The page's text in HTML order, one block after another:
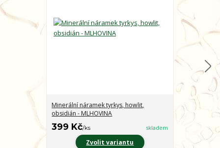
Minerální náramek tyrkys, howlit,
obsidián - MLHOVINA
399 Kč/ks skladem
Zvolit variantu
Minerální
CHARAKTER
399 Kč/ ks